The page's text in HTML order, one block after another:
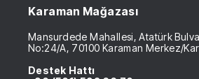
Karaman Mağazası
Mansurdede Mahallesi, Atatürk
No:24/A, 70100 Karaman Merkez/
Destek Hattı